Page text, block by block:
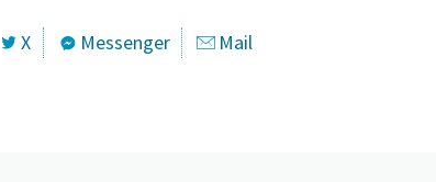
X Messenger Mail